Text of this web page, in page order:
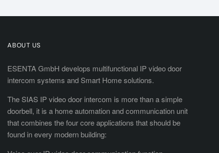
ABOUT US
ESENTA GmbH develops multifunctional IP video door
intercom systems and Smart Home solutions.
The SIAS IP video door intercom is more than a simple
doorbell, it is a home automation and communication unit
that combines the four core applications that should be
found in every modern building: